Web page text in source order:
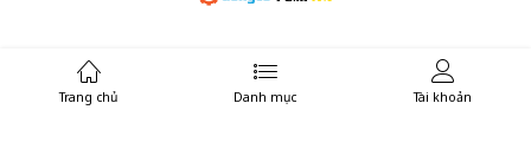
Giữ liên lạc:
Trang chủ Danh mục Tài khoản